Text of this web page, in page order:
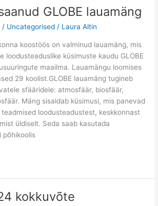
GLOBE lauamäng
/ Uncategorised / Laura Altin
koostöös on valminud lauamäng, mis
loodusteaduslike küsimuste kaudu GLOBE
maailma. Lauamängu loomises
29 koolist.GLOBE lauamäng tugineb
sfääridele: atmosfäär, biosfäär,
Mäng sisaldab küsimusi, mis panevad
loodusteadustest, keskkonnast
üldiselt. Seda saab kasutada
põhikoolis
kokkuvõte